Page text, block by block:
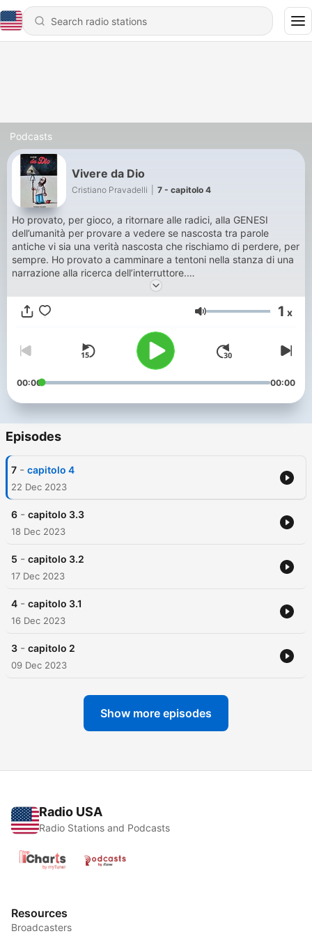
Podcasts
Vivere da Dio
Cristiano Pravadelli 7 - capitolo 4
Ho provato, per gioco, a ritornare alle radici, alla GENESI
dell’umanità per provare a vedere se nascosta tra parole
antiche vi sia una verità nascosta che rischiamo di perdere, per
sempre. Ho provato a camminare a tentoni nella stanza di una
narrazione alla ricerca dell’interruttore.
Almeno spero.
Volume 1 x
00:00 00:00
Episodes
7 - capitolo 4
22 Dec 2023
6 - capitolo 3.3
18 Dec 2023
5 - capitolo 3.2
17 Dec 2023
4 - capitolo 3.1
16 Dec 2023
3 - capitolo 2
09 Dec 2023
Show more episodes
Radio USA
Radio Stations and Podcasts
Resources
Broadcasters